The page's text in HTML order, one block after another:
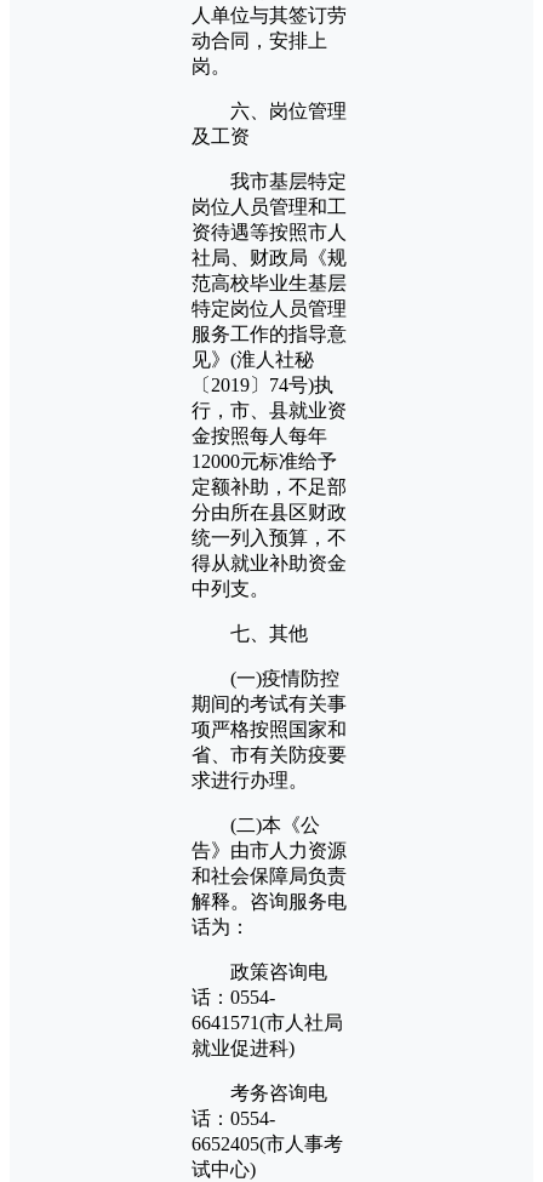
人单位与其签订劳
动合同，安排上
岗。
六、岗位管理
及工资
我市基层特定
岗位人员管理和工
资待遇等按照市人
社局、财政局《规
范高校毕业生基层
特定岗位人员管理
服务工作的指导意
见》(淮人社秘
〔2019〕74号)执
行，市、县就业资
金按照每人每年
12000元标准给予
定额补助，不足部
分由所在县区财政
统一列入预算，不
得从就业补助资金
中列支。
七、其他
(一)疫情防控
期间的考试有关事
项严格按照国家和
省、市有关防疫要
求进行办理。
(二)本《公
告》由市人力资源
和社会保障局负责
解释。咨询服务电
话为：
政策咨询电
话：0554-
6641571(市人社局
就业促进科)
考务咨询电
话：0554-
6652405(市人事考
试中心)